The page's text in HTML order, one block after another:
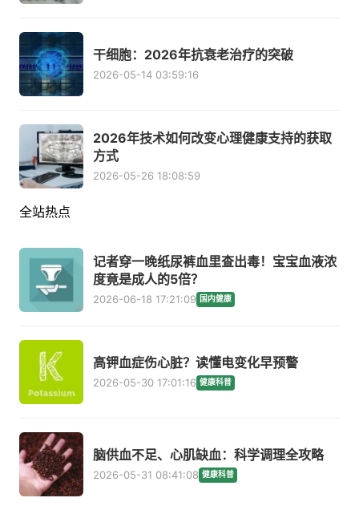
干细胞：2026年抗衰老治疗的突破
2026-05-14 03:59:16
2026年技术如何改变心理健康支持的获取
方式
2026-05-26 18:08:59
全站热点
记者穿一晚纸尿裤血里查出毒！宝宝血液浓
度竟是成人的5倍？
2026-06-18 17:21:09 国内健康
高钾血症伤心脏？读懂电变化早预警
2026-05-30 17:01:16 健康科普
脑供血不足、心肌缺血：科学调理全攻略
2026-05-31 08:41:08 健康科普